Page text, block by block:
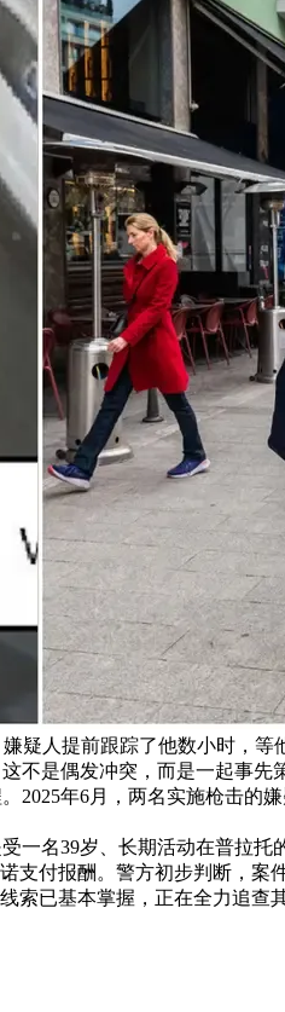
疑人提前跟踪了他数小时，
不是偶发冲突，而是一起事先
年6月，两名实施枪击的
名39岁、长期活动在普拉
付报酬。警方初步判断，
索已基本掌握，正在全力追